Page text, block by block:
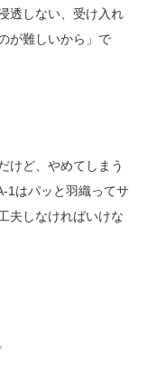
透しない、受け入れ
が難しいから」で
けど、やめてしまう
1はパッと羽織ってサ
夫しなければいけな